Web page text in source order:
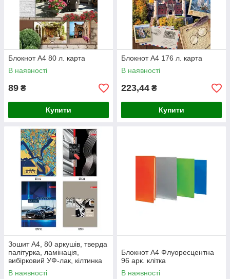
Блокнот А4 80 л. карта
В наявності
89 ₴
Купити
Блокнот А4 176 л. карта
В наявності
223,44 ₴
Купити
Зошит А4, 80 аркушів, тверда
палітурка, ламінація,
вибірковий УФ-лак, кілтинка
В наявності
Блокнот А4 Флуоресцентна
96 арк. клітка
В наявності